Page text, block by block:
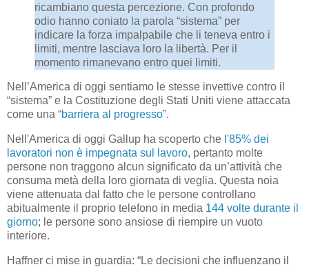
ricambiano questa percezione. Con profondo
odio hanno coniato la parola “sistema” per
indicare la forza impalpabile che li teneva entro i
limiti, mentre lasciava loro la libertà. Per il
momento rimanevano entro quei limiti.
Nell’America di oggi sentiamo le stesse invettive contro il
“sistema” e la Costituzione degli Stati Uniti viene attaccata
come una “barriera al progresso”.
Nell'America di oggi Gallup ha scoperto che l'85% dei
lavoratori non è impegnata sul lavoro, pertanto molte
persone non traggono alcun significato da un’attività che
consuma metà della loro giornata di veglia. Questa noia
viene attenuata dal fatto che le persone controllano
abitualmente il proprio telefono in media 144 volte durante il
giorno; le persone sono ansiose di riempire un vuoto
interiore.
Haffner ci mise in guardia: “Le decisioni che influenzano il